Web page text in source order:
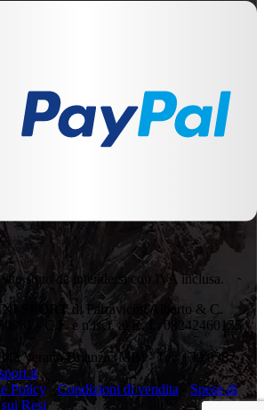
sono da intendersi con IVA inclusa.
SPORT di Parravicini Alberto & C.
- C.F. e n.iscr. al R. I.: 08242460155 -
Verano Brianza (MB) - Tel: +39 0362
Policy -Condizioni di vendita
Spese di
Resi